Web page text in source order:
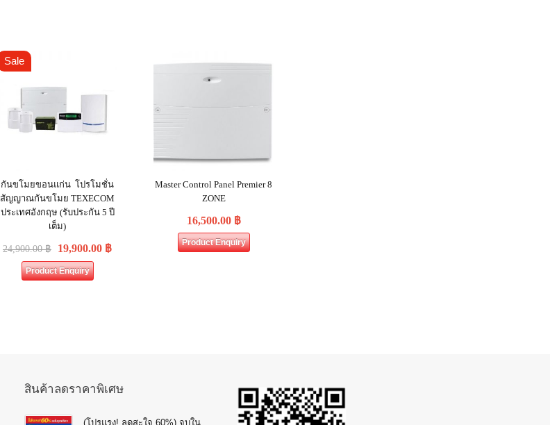
Sale
กันขโมยขอนแก่น โปรโมชั่น
สัญญาณกันขโมย TEXECOM
ประเทศอังกฤษ (รับประกัน 5 ปี
เต็ม)
24,900.00฿ 19,900.00 ฿
Product Enquiry
Master Control Panel Premier 8
ZONE
16,500.00 ฿
Product Enquiry
สินค้าลดราคาพิเศษ
(โปรแรง! ลดสะใจ 60%) จบใน